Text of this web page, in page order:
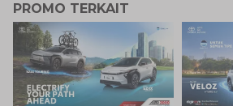
PROMO TERKAIT